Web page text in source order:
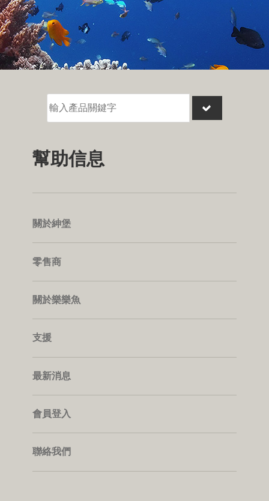
幫助信息
關於紳堡
零售商
關於樂樂魚
支援
最新消息
會員登入
聯絡我們